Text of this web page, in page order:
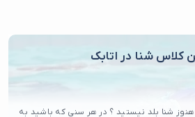
کلاس شنا در اتابک
هنوز شنا بلد نیستید ؟ در هر سنی که باشید به